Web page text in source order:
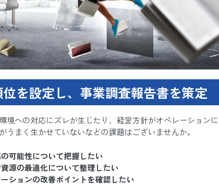
を設定し、事業調査報告書を策定
境への対応にズレが生じたり、経営方針がオペレーションに
まく生かせていないなどの課題はございませんか。
可能性について把握したい
源の最適化について整理したい
ションの改善ポイントを確認したい